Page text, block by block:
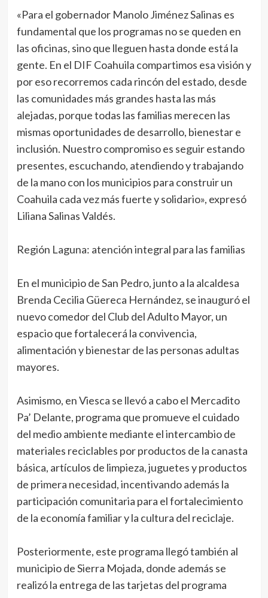
«Para el gobernador Manolo Jiménez Salinas es
fundamental que los programas no se queden en
las oficinas, sino que lleguen hasta donde está la
gente. En el DIF Coahuila compartimos esa visión y
por eso recorremos cada rincón del estado, desde
las comunidades más grandes hasta las más
alejadas, porque todas las familias merecen las
mismas oportunidades de desarrollo, bienestar e
inclusión. Nuestro compromiso es seguir estando
presentes, escuchando, atendiendo y trabajando
de la mano con los municipios para construir un
Coahuila cada vez más fuerte y solidario», expresó
Liliana Salinas Valdés.
Región Laguna: atención integral para las familias
En el municipio de San Pedro, junto a la alcaldesa
Brenda Cecilia Güereca Hernández, se inauguró el
nuevo comedor del Club del Adulto Mayor, un
espacio que fortalecerá la convivencia,
alimentación y bienestar de las personas adultas
mayores.
Asimismo, en Viesca se llevó a cabo el Mercadito
Pa’ Delante, programa que promueve el cuidado
del medio ambiente mediante el intercambio de
materiales reciclables por productos de la canasta
básica, artículos de limpieza, juguetes y productos
de primera necesidad, incentivando además la
participación comunitaria para el fortalecimiento
de la economía familiar y la cultura del reciclaje.
Posteriormente, este programa llegó también al
municipio de Sierra Mojada, donde además se
realizó la entrega de las tarjetas del programa